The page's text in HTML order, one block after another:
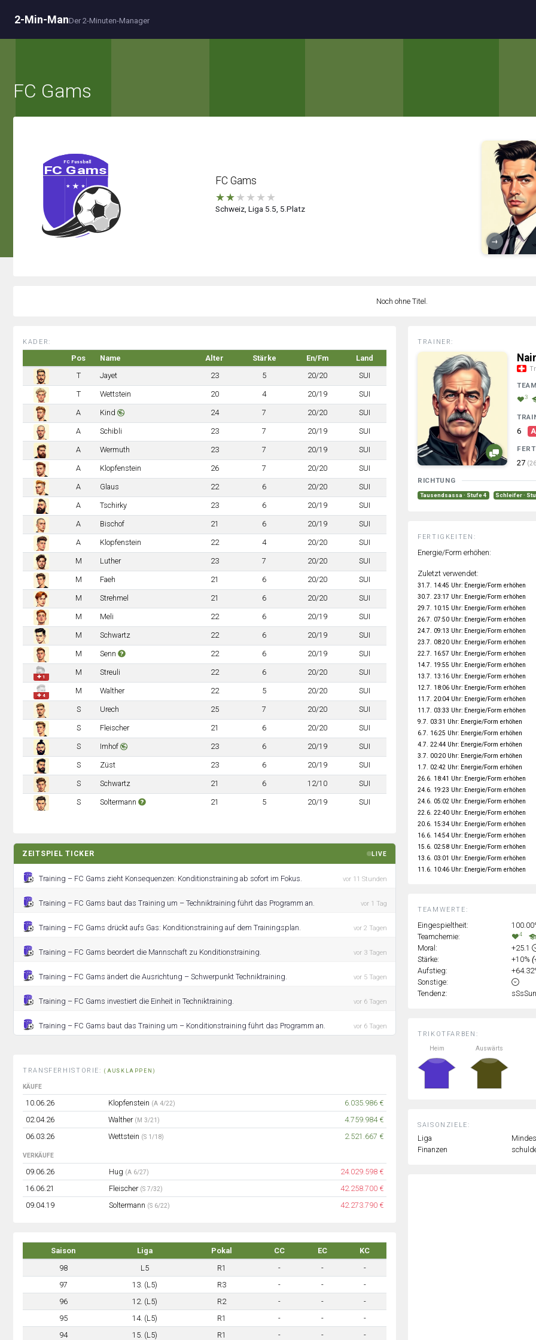
2-Min-ManDer 2-Minuten-Manager
FC Gams
FC Gams
★★★ ★ ★ ★
Schweiz, Liga 5.5, 5.Platz
→
Noch ohne Titel.
KADER:
Pos Name Alter Stärke En/Fm
Land
T
Jayet 23 5 20/20 SUI
T Wettstein 20 4 20/19 SUI
A Kind 24 7 20/20 SUI
A Schibli 23 7 20/19 SUI
A Wermuth 23 7 20/19 SUI
A Klopfenstein 26 7 20/20 SUI
A Glaus 22 6 20/20 SUI
A Tschirky 23 6 20/19 SUI
A Bischof 21 6 20/19 SUI
A Klopfenstein 22 4 20/20 SUI
M Luther 23 7 20/20 SUI
M Faeh 21 6 20/20 SUI
M Strehmel 21 6 20/20 SUI
M Meli 22 6 20/19 SUI
M Schwartz 22 6 20/19 SUI
M Senn 22 6 20/19 SUI
✚ 1
M Streuli 22 6 20/20 SUI
✚ 4
M Walther 22 5 20/20 SUI
S Urech 25 7 20/20 SUI
S Fleischer 21 6 20/20 SUI
S Imhof 23 6 20/19 SUI
S Züst 23 6 20/19 SUI
S Schwartz 21 6 12/10 SUI
S Soltermann 21 5 20/19 SUI
ZEITSPIEL TICKER LIVE
Training – FC Gams zieht Konsequenzen: Konditionstraining ab sofort im Fokus. vor 11 Stunden
Training – FC Gams baut das Training um – Techniktraining führt das Programm an. vor 1 Tag
Training – FC Gams drückt aufs Gas: Konditionstraining auf dem Trainingsplan. vor 2 Tagen
Training – FC Gams beordert die Mannschaft zu Konditionstraining. vor 3 Tagen
Training – FC Gams ändert die Ausrichtung – Schwerpunkt Techniktraining. vor 5 Tagen
Training – FC Gams investiert die Einheit in Techniktraining. vor 6 Tagen
Training – FC Gams baut das Training um – Konditionstraining führt das Programm an. vor 6 Tagen
TRANSFERHISTORIE:(AUSKLAPPEN)
KÄUFE
10.06.26 Klopfenstein (A 4/22)
6.035.986 €
02.04.26
Walther (M 3/21)
4.759.984 €
06.03.26
Wettstein (S 1/18) 2.521.667 €
VERKÄUFE
09.06.26 Hug (A 6/27)
24.029.598 €
16.06.21
Fleischer (S 7/32)
42.258.700 €
09.04.19
Soltermann (S 6/22) 42.273.790 €
Saison Liga Pokal CC EC
KC
98
L5 R1 - -
-
97
13. (L5) R3 - -
-
96
12. (L5) R2 - -
-
95
14. (L5) R1 - -
-
94
15. (L5) R1 - - -
TRIKOTFARBEN:
Heim
Auswärts
SAISONZIELE:
Liga
Finanzen
TEAMWERTE:
Eingespieltheit:
Teamchemie:
4
Moral:
+25.1
Stärke:
+10%
Aufstieg:
Sonstige:
Tendenz:
TRAINER:
3
6
27
RICHTUNG
Tausendsassa · Stufe 4 Schleifer ·
FERTIGKEITEN:
Energie/Form erhöhen:
Zuletzt verwendet:
31.7. 14:45 Uhr: Energie/Form erhöhen
30.7. 23:17 Uhr: Energie/Form erhöhen
29.7. 10:15 Uhr: Energie/Form erhöhen
26.7. 07:50 Uhr: Energie/Form erhöhen
24.7. 09:13 Uhr: Energie/Form erhöhen
23.7. 08:20 Uhr: Energie/Form erhöhen
22.7. 16:57 Uhr: Energie/Form erhöhen
14.7. 19:55 Uhr: Energie/Form erhöhen
13.7. 13:16 Uhr: Energie/Form erhöhen
12.7. 18:06 Uhr: Energie/Form erhöhen
11.7. 20:04 Uhr: Energie/Form erhöhen
11.7. 03:33 Uhr: Energie/Form erhöhen
9.7. 03:31 Uhr: Energie/Form erhöhen
6.7. 16:25 Uhr: Energie/Form erhöhen
4.7. 22:44 Uhr: Energie/Form erhöhen
3.7. 00:20 Uhr: Energie/Form erhöhen
1.7. 02:42 Uhr: Energie/Form erhöhen
26.6. 18:41 Uhr: Energie/Form erhöhen
24.6. 19:23 Uhr: Energie/Form erhöhen
24.6. 05:02 Uhr: Energie/Form erhöhen
22.6. 22:40 Uhr: Energie/Form erhöhen
20.6. 15:34 Uhr: Energie/Form erhöhen
16.6. 14:54 Uhr: Energie/Form erhöhen
15.6. 02:58 Uhr: Energie/Form erhöhen
13.6. 03:01 Uhr: Energie/Form erhöhen
11.6. 10:46 Uhr: Energie/Form erhöhen